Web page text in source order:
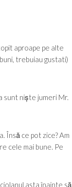
aproape pe alte
trebuiau gustati)
sunt niște jumeri Mr.
Însă ce pot zice? Am
cele mai bune. Pe
asta înainte să